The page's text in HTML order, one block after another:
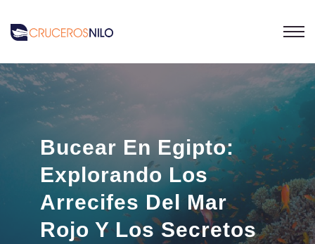
Bucear En Egipto:
Explorando Los
Arrecifes Del Mar
Rojo Y Los Secretos